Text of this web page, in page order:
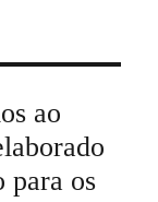
ao
para os